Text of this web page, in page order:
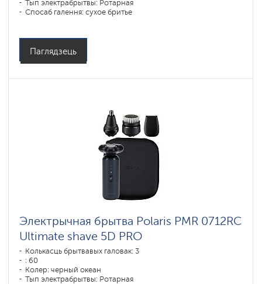
Тып электрабрытвы: Ротарная
Спосаб галення: сухое бритье
Паглядзець
Электрычная брытва Polaris PMR 0712RC
Ultimate shave 5D PRO
Колькасць брытвавых галовак: 3
: 60
Колер: черный океан
Тып электрабрытвы: Ротарная